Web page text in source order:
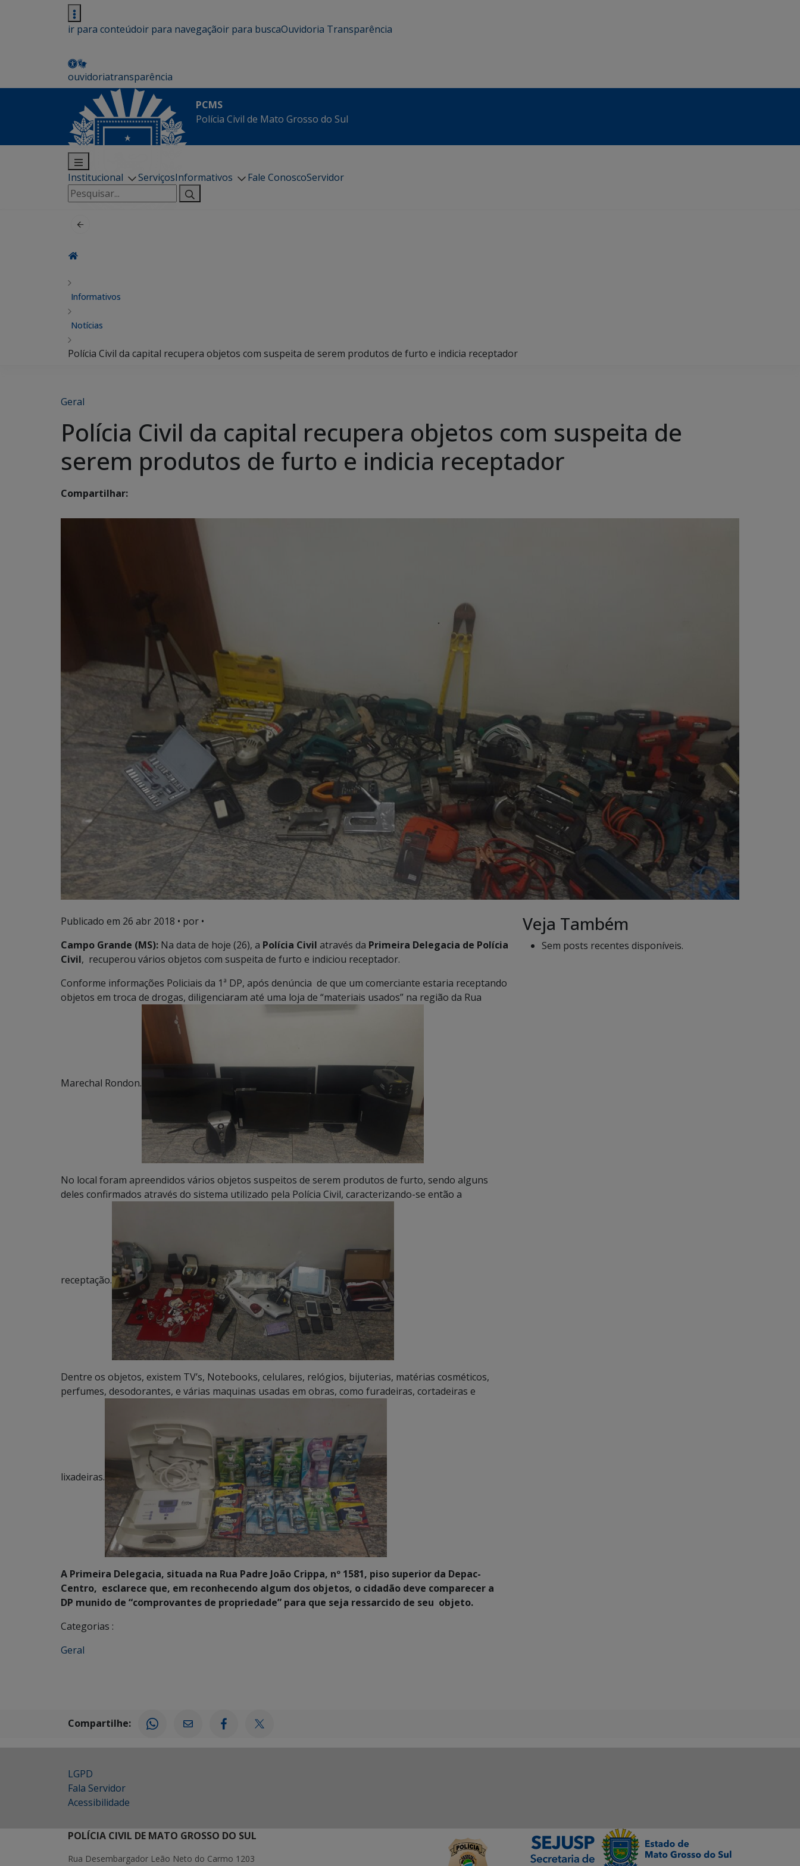
ir para conteúdoir para navegaçãoir para buscaOuvidoria Transparência
ouvidoriatransparência
PCMS
Polícia Civil de Mato Grosso do Sul
Institucional ServiçosInformativos Fale ConoscoServidor
Pesquisar
por:
Informativos
Notícias
Polícia Civil da capital recupera objetos com suspeita de serem produtos de furto e indicia receptador
Geral
Polícia Civil da capital recupera objetos com suspeita de
serem produtos de furto e indicia receptador
Compartilhar:
Publicado em 26 abr 2018 • por •
Campo Grande (MS): Na data de hoje (26), a Polícia Civil através da Primeira Delegacia de Polícia
Civil, recuperou vários objetos com suspeita de furto e indiciou receptador.
Conforme informações Policiais da 1ª DP, após denúncia de que um comerciante estaria receptando
objetos em troca de drogas, diligenciaram até uma loja de “materiais usados” na região da Rua
Marechal Rondon.
No local foram apreendidos vários objetos suspeitos de serem produtos de furto, sendo alguns
deles confirmados através do sistema utilizado pela Polícia Civil, caracterizando-se então a
receptação.
Dentre os objetos, existem TV’s, Notebooks, celulares, relógios, bijuterias, matérias cosméticos,
perfumes, desodorantes, e várias maquinas usadas em obras, como furadeiras, cortadeiras e
lixadeiras.
A Primeira Delegacia, situada na Rua Padre João Crippa, nº 1581, piso superior da Depac-
Centro, esclarece que, em reconhecendo algum dos objetos, o cidadão deve comparecer a
DP munido de “comprovantes de propriedade” para que seja ressarcido de seu objeto.
Categorias :
Geral
Veja Também
Sem posts recentes disponíveis.
Compartilhe:
LGPD
Fala Servidor
Acessibilidade
POLÍCIA CIVIL DE MATO GROSSO DO SUL
Rua Desembargador Leão Neto do Carmo 1203